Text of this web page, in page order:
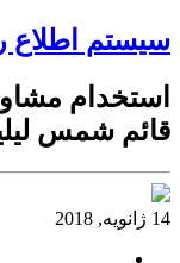
سیستم اطلاع
استخدام
قائم شمس
14 ژانویه, 2018